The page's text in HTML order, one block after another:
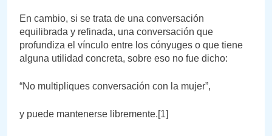
En cambio, si se trata de una conversación
equilibrada y refinada, una conversación que
profundiza el vínculo entre los cónyuges o que tiene
alguna utilidad concreta, sobre eso no fue dicho:
“No multipliques conversación con la mujer”,
y puede mantenerse libremente.[1]